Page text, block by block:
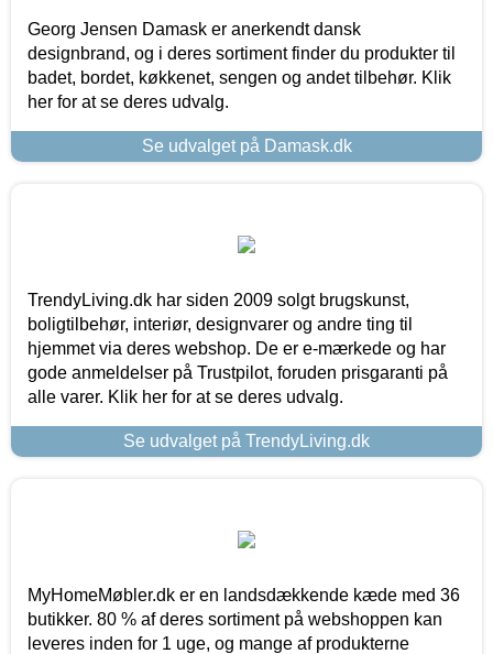
Georg Jensen Damask er anerkendt dansk
designbrand, og i deres sortiment finder du produkter til
badet, bordet, køkkenet, sengen og andet tilbehør. Klik
her for at se deres udvalg.
Se udvalget på Damask.dk
TrendyLiving.dk har siden 2009 solgt brugskunst,
boligtilbehør, interiør, designvarer og andre ting til
hjemmet via deres webshop. De er e-mærkede og har
gode anmeldelser på Trustpilot, foruden prisgaranti på
alle varer. Klik her for at se deres udvalg.
Se udvalget på TrendyLiving.dk
MyHomeMøbler.dk er en landsdækkende kæde med 36
butikker. 80 % af deres sortiment på webshoppen kan
leveres inden for 1 uge, og mange af produkterne